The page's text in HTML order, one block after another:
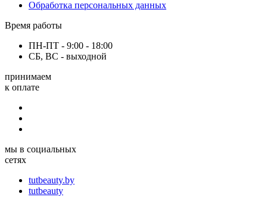
Обработка персональных данных
Время работы
ПН-ПТ - 9:00 - 18:00
СБ, ВС - выходной
принимаем
к оплате
мы в социальных
сетях
tutbeauty.by
tutbeauty